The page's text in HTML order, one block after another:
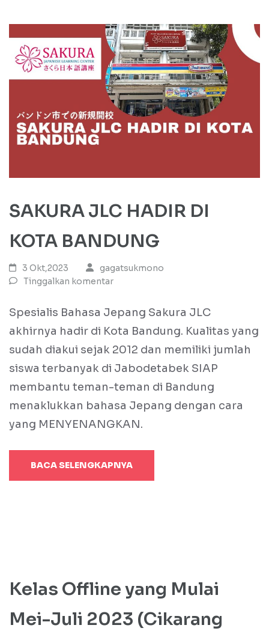
SAKURA JLC HADIR DI
KOTA BANDUNG
3 Okt,2023
gagatsukmono
Tinggalkan komentar
Spesialis Bahasa Jepang Sakura JLC
akhirnya hadir di Kota Bandung. Kualitas yang
sudah diakui sejak 2012 dan memiliki jumlah
siswa terbanyak di Jabodetabek SIAP
membantu teman-teman di Bandung
menaklukkan bahasa Jepang dengan cara
yang MENYENANGKAN.
BACA SELENGKAPNYA
Kelas Offline yang Mulai
Mei-Juli 2023 (Cikarang